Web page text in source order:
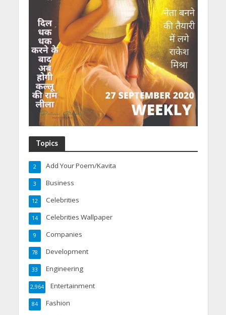
Topics
Add Your Poem/Kavita
2
Business
3
Celebrities
12
Celebrities Wallpaper
14
Companies
9
Development
78
Engineering
33
Entertainment
2,964
Fashion
84